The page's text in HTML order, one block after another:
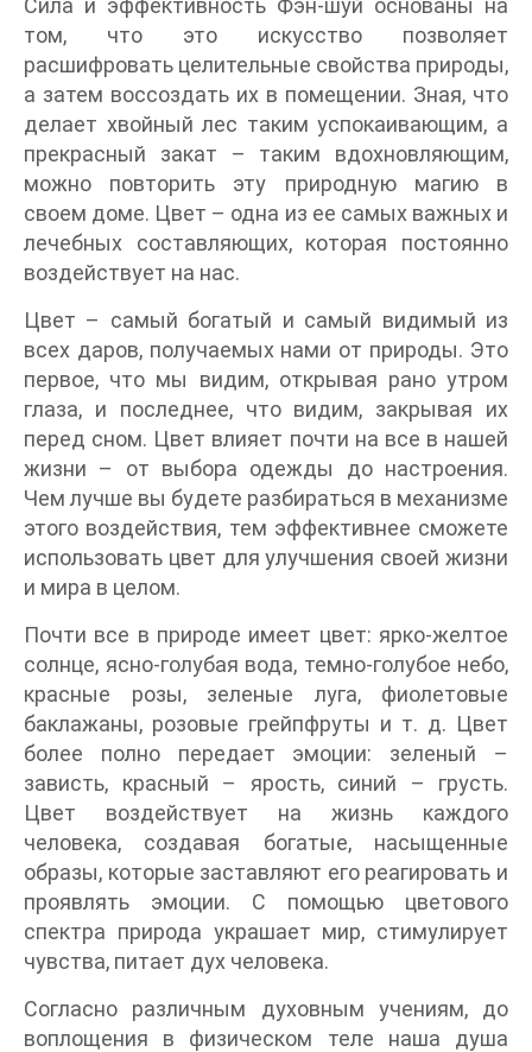
Сила и эффективность Фэн-шуй основаны на
том, что это искусство позволяет
расшифровать целительные свойства природы,
а затем воссоздать их в помещении. Зная, что
делает хвойный лес таким успокаивающим, а
прекрасный закат – таким вдохновляющим,
можно повторить эту природную магию в
своем доме. Цвет – одна из ее самых важных и
лечебных составляющих, которая постоянно
воздействует на нас.
Цвет – самый богатый и самый видимый из
всех даров, получаемых нами от природы. Это
первое, что мы видим, открывая рано утром
глаза, и последнее, что видим, закрывая их
перед сном. Цвет влияет почти на все в нашей
жизни – от выбора одежды до настроения.
Чем лучше вы будете разбираться в механизме
этого воздействия, тем эффективнее сможете
использовать цвет для улучшения своей жизни
и мира в целом.
Почти все в природе имеет цвет: ярко-желтое
солнце, ясно-голубая вода, темно-голубое небо,
красные розы, зеленые луга, фиолетовые
баклажаны, розовые грейпфруты и т. д. Цвет
более полно передает эмоции: зеленый –
зависть, красный – ярость, синий – грусть.
Цвет воздействует на жизнь каждого
человека, создавая богатые, насыщенные
образы, которые заставляют его реагировать и
проявлять эмоции. С помощью цветового
спектра природа украшает мир, стимулирует
чувства, питает дух человека.
Согласно различным духовным учениям, до
воплощения в физическом теле наша душа